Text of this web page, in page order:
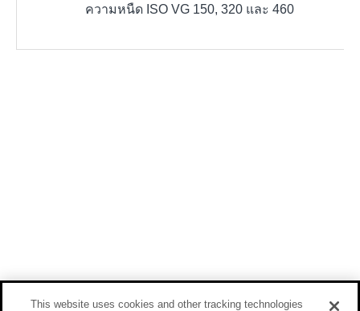
ความหนืด ISO VG 150, 320 และ 460
This website uses cookies and other tracking technologies